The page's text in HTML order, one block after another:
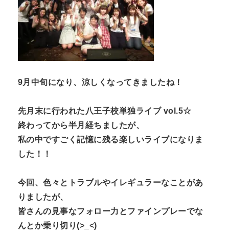
9月中旬になり、涼しくなってきましたね！
先月末に行われた八王子校単独ライブ vol.5☆
終わってから半月経ちましたが、
私の中ですごく記憶に残る楽しいライブになりま
した！！
今回、色々とトラブルやイレギュラーなことがあ
りましたが、
皆さんの見事なフォロー力とファインプレーでな
んとか乗り切り(>_<)